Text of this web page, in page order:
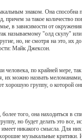
знаком. Она способна
причем за такое количество
в зависимости от
называемому "олд скулу"
но, не смотря на это, их
Майк Джексон.
по крайней мере,
их можно назвать
хорошую группу, о которой
того, она находиться в
но будет делать это все,
никакого смысла. Для
музыкальные